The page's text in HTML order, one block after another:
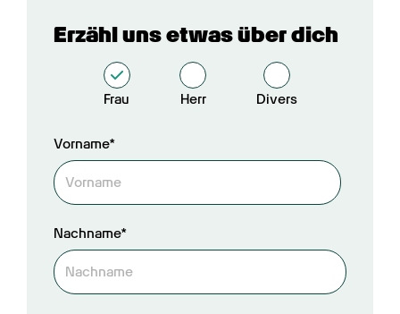
Erzähl uns etwas über dich
Frau Herr Divers
Vorname*
Nachname*